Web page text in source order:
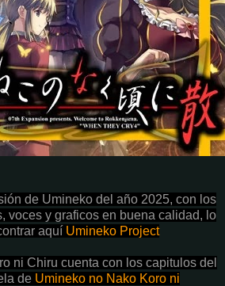
de Umineko del año 2025, con los
voces y graficos en buena calidad, lo
aquí Umineko Project
ni Chiru cuenta con los capitulos del
de Umineko no Nako Koro ni